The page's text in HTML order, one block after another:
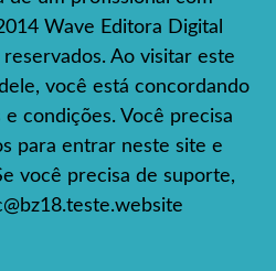
Wave Editora Digital
reservados. Ao visitar este
você está concordando
condições. Você precisa
para entrar neste site e
você precisa de suporte,